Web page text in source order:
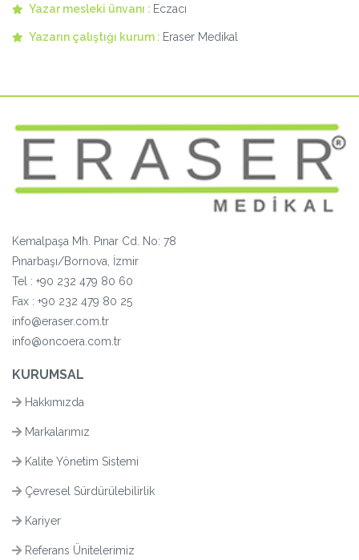
Yazar mesleki ünvanı : Eczacı
Yazarın çalıştığı kurum : Eraser Medikal
Kemalpaşa Mh. Pınar Cd. No: 78
Pınarbaşı/Bornova, İzmir
Tel : +90 232 479 80 60
Fax : +90 232 479 80 25
info@eraser.com.tr
info@oncoera.com.tr
KURUMSAL
Hakkımızda
Markalarımız
Kalite Yönetim Sistemi
Çevresel Sürdürülebilirlik
Kariyer
Referans Ünitelerimiz